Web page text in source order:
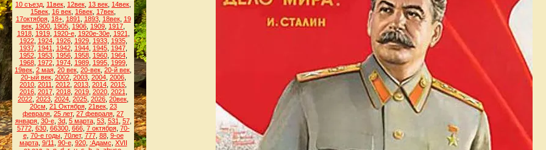
10 съезд 11век 12век 13 век 14век
15век 16 век 16век 17век
17октября, 18+, 1891 1893, 18век, 19
век 1900 1905 1906 1909 1917
1918, 1919, 1920-е, 1920е-30е, 1921
1922, 1924, 1926, 1929, 1933, 1935,
1937, 1941 1942, 1944, 1945, 1947,
1952, 1953, 1956, 1958, 1960, 1964,
1968, 1972, 1974, 1989, 1995, 1999,
19век 2 мая 20 век 20-век 20-й век
20-ый век, 2002, 2003, 2004, 2006,
2010 2011 2012 2013 2014 2015
2016, 2017, 2018, 2019, 2020, 2021
2022 2023 2024 2025 2026 20век
20см 21 Октября, 21век, 23
февраля 25 лет, 27 февраля 27
января, 30-е, 3d, 5 марта, 53, 531 57,
5772, 630, 66300, 666, 7 октября, 70-
е, 70-е годы, 70лет, 777, 88, 9-ое
марта, 9/11 90-е, 920, :Адамс XVII